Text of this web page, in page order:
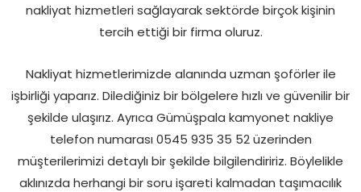
nakliyat hizmetleri sağlayarak sektörde birçok kişinin
tercih ettiği bir firma oluruz.
Nakliyat hizmetlerimizde alanında uzman şoförler ile
işbirliği yaparız. Dilediğiniz bir bölgelere hızlı ve güvenilir bir
şekilde ulaşırız. Ayrıca Gümüşpala kamyonet nakliye
telefon numarası 0545 935 35 52 üzerinden
müşterilerimizi detaylı bir şekilde bilgilendiririz. Böylelikle
aklınızda herhangi bir soru işareti kalmadan taşımacılık